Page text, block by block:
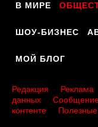
В МИРЕ
ШОУ-БИЗНЕС
МОЙ БЛОГ
Редакция Реклама
данных
контенте
Полезные